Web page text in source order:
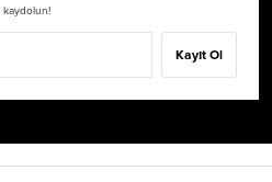
kaydolun!
Kayıt Ol